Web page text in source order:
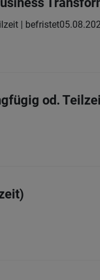
| befristet
od.